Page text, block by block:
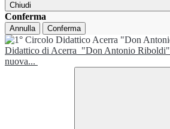
Chiudi
Conferma
Annulla Conferma
Didattico di Acerra "Don Antonio Riboldi"
nuova...